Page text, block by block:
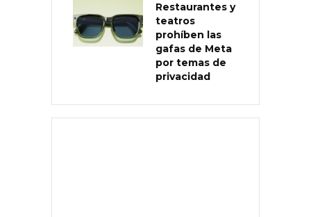
Restaurantes y
teatros
prohíben las
gafas de Meta
por temas de
privacidad